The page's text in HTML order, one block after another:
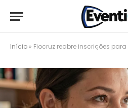
Início » Fiocruz reabre inscrições para especialização